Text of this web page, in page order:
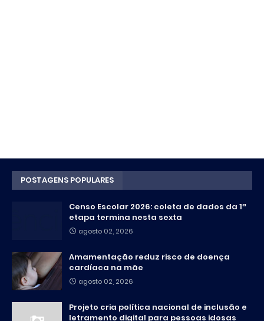
POSTAGENS POPULARES
Censo Escolar 2026: coleta de dados da 1ª
etapa termina nesta sexta
agosto 02, 2026
Amamentação reduz risco de doença
cardíaca na mãe
agosto 02, 2026
Projeto cria política nacional de inclusão e
letramento digital para pessoas idosas